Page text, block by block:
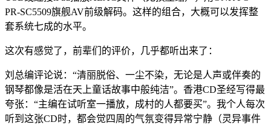
PR-SC5509旗舰AV前级解码。这样的组合，大概可以发挥整
套系统七成的水平。
这次有感觉了，前辈们的评价，几乎都听出来了：
刘总编评论说：“清丽脱俗、一尘不染，无论是人声或伴奏的
钢琴都像是活在天上童话故事中般纯洁”。香港CD圣经写得最
夸张：“主编在试听室一播放，成村的人都要买”。我个人每次
听到这张CD时，都会觉四周的气氛变得异常宁静（灵异事件